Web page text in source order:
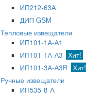
ИП212-63А
ДИП GSM
Тепловые извещатели
ИП101-1А-А1
ИП101-1А-А3 Хит!
ИП101-3А-А3R Хит!
Ручные извещатели
ИП535-8-А